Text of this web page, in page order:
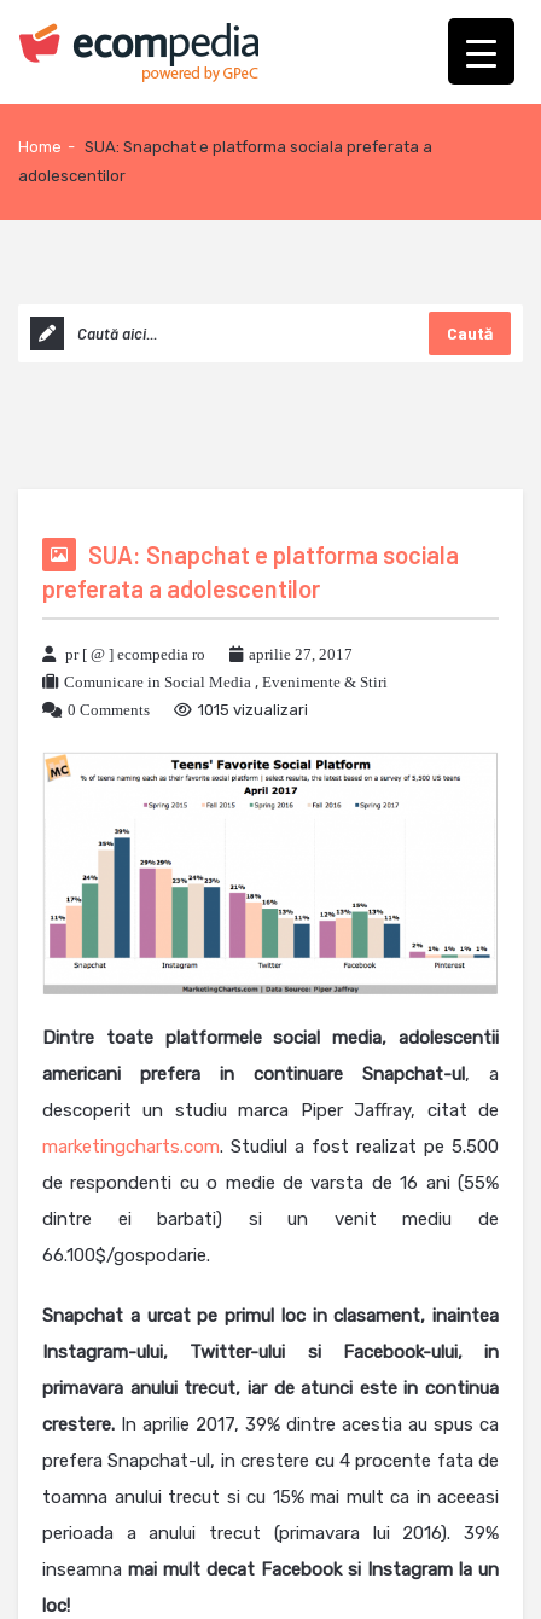
Home - SUA: Snapchat e platforma sociala preferata a
adolescentilor
Caută
SUA: Snapchat e platforma sociala
preferata a adolescentilor
pr [ @ ] ecompedia ro
aprilie 27, 2017
Comunicare in Social Media , Evenimente & Stiri
0 Comments
1015 vizualizari
Dintre toate platformele social media, adolescentii
americani prefera in continuare Snapchat-ul, a
descoperit un studiu marca Piper Jaffray, citat de
marketingcharts.com. Studiul a fost realizat pe 5.500
de respondenti cu o medie de varsta de 16 ani (55%
dintre ei barbati) si un venit mediu de
66.100$/gospodarie.
Snapchat a urcat pe primul loc in clasament, inaintea
Instagram-ului, Twitter-ului si Facebook-ului, in
primavara anului trecut, iar de atunci este in continua
crestere. In aprilie 2017, 39% dintre acestia au spus ca
prefera Snapchat-ul, in crestere cu 4 procente fata de
toamna anului trecut si cu 15% mai mult ca in aceeasi
perioada a anului trecut (primavara lui 2016). 39%
inseamna mai mult decat Facebook si Instagram la un
loc!